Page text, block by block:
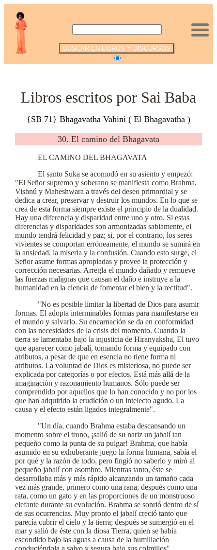
Libros escritos por Sai Baba
{SB 71} Bhagavatha Vahini ( El Bhagavatha )
30. El camino del Bhagavata
EL CAMINO DEL BHAGAVATA
El santo Suka se acomodó en su asiento y empezó:
"El Señor supremo y soberano se manifiesta como Brahma,
Vishnú y Maheshwara a través del deseo primordial y se
dedica a crear, preservar y destruir los mundos. En lo que se
crea de esta forma siempre existe el principio de la dualidad.
Hay una diferencia y disparidad entre uno y otro. Si estas
diferencias y disparidades son armonizadas sabiamente, el
mundo tendrá felicidad y paz; si, por el contrario, los seres
vivientes se comportan erróneamente, el mundo se sumirá en
la ansiedad, la miseria y la confusión. Cuando esto surge, el
Señor asume formas apropiadas y provee la protección y
corrección necesarias. Arregla el mundo dañado y remueve
las fuerzas malignas que causan el daño e instruye a la
humanidad en la ciencia de fomentar el bien y la rectitud".
"No es posible limitar la libertad de Dios para asumir
formas. El adopta interminables formas para manifestarse en
el mundo y salvarlo. Su encarnación se da en conformidad
con las necesidades de la crisis del momento. Cuando la
tierra se lamentaba bajo la injusticia de Hiranyaksha, El tuvo
que aparecer como jabalí, tomando forma y equipado con
atributos, a pesar de que en esencia no tiene forma ni
atributos. La voluntad de Dios es misteriosa, no puede ser
explicada por categorías o por efectos. Está más allá de la
imaginación y razonamiento humanos. Sólo puede ser
comprendido por aquellos que lo han conocido y no por los
que han adquirido la erudición o un intelecto agudo. La
causa y el efecto están ligados integralmente".
"Un día, cuando Brahma estaba descansando un
momento sobre el trono, ¡salió de su nariz un jabalí tan
pequeño como la punta de su pulgar! Brahma, que había
asumido en su exhuberante juego la forma humana, sabía el
por qué y la razón de todo, pero fingió no saberlo y miró al
pequeño jabalí con asombro. Mientras tanto, éste se
desarrollaba más y más rápido alcanzando un tamaño cada
vez más grande, primero como una rana, después como una
rata, como un gato y en las proporciones de un monstruoso
elefante durante su evolución. Brahma se sonrió dentro de sí
de sus ocurrencias. Muy pronto el jabalí creció tanto que
parecía cubrir el cielo y la tierra; después se sumergió en el
mar y salió de éste con la diosa Tierra, quien se había
escondido bajo las aguas a causa de la humillación
conduciéndola a salvo y segura bajo sus colmillos".